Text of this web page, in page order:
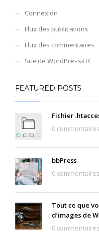
Connexion
Flux des publications
Flux des commentaires
Site de WordPress-FR
FEATURED POSTS
Fichier
0 commentaires
bbPress
0 commentaires
Tout ce que
d’images de
0 commentaires